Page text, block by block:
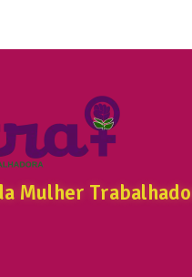
Mulher